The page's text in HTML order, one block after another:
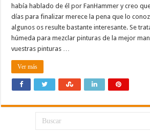
había hablado de él por FanHammer y creo
días para finalizar merece la pena que lo
algunos os resulte bastante interesante. Se
húmeda para mezclar pinturas de la mejor
vuestras pinturas …
Ver más